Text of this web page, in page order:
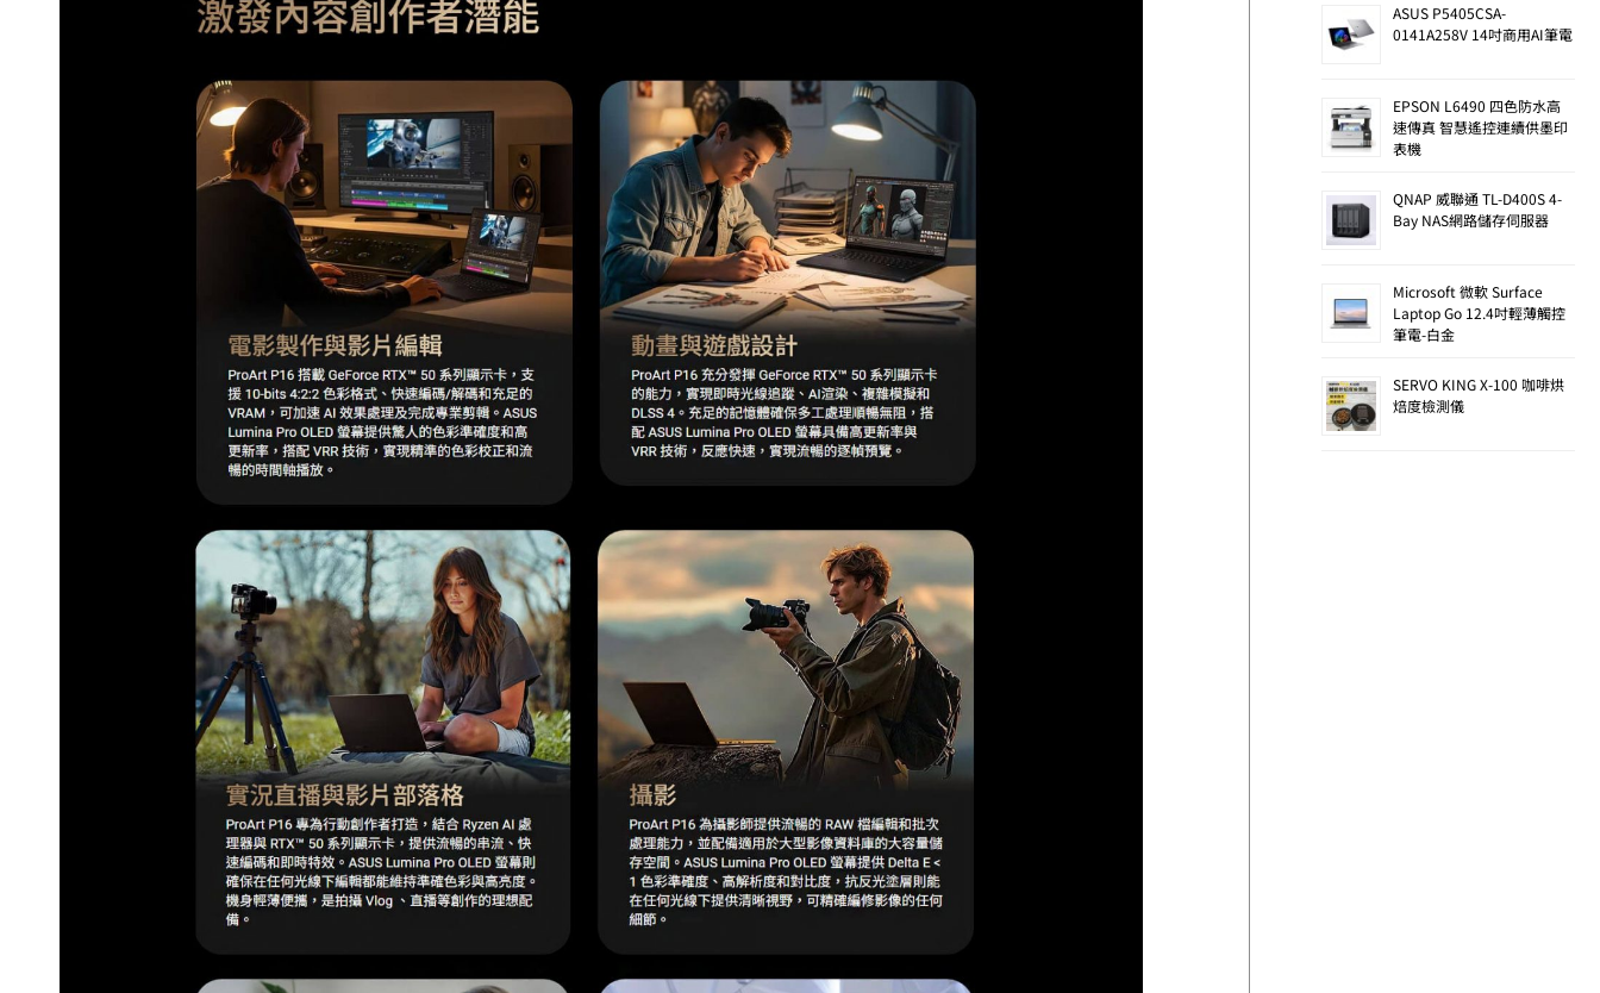
ASUS P5405CSA-
0141A258V 14吋商用AI筆電
EPSON L6490 四色防水高
速傳真 智慧遙控連續供墨印
表機
QNAP 威聯通 TL-D400S 4-
Bay NAS網路儲存伺服器
Microsoft 微軟 Surface
Laptop Go 12.4吋輕薄觸控
筆電-白金
SERVO KING X-100 咖啡烘
焙度檢測儀